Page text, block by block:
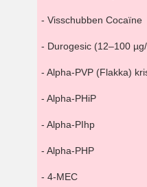
- Visschubben Cocaïne
- Durogesic (12–100
- Alpha-PVP (Flakka)
- Alpha-PHiP
- Alpha-PIhp
- Alpha-PHP
- 4-MEC